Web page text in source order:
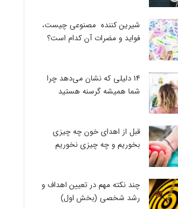
شیرین کننده مصنوعی چیست،
فواید و مضرات آن کدام است؟
14 دلیلی که نشان می‌دهد چرا
شما همیشه گرسنه هستید
قبل از اهدای خون چه چیزی
بخوریم و چه چیزی نخوریم
چند نکته مهم در تعیین اهداف و
رشد شخصی (بخش اول)